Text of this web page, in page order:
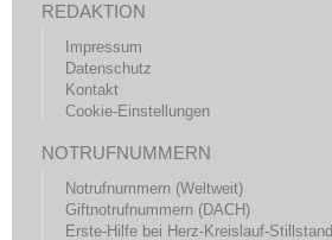
REDAKTION
Impressum
Datenschutz
Kontakt
Cookie-Einstellungen
NOTRUFNUMMERN
Notrufnummern (Weltweit)
Giftnotrufnummern (DACH)
Erste-Hilfe bei Herz-Kreislauf-Stillstand